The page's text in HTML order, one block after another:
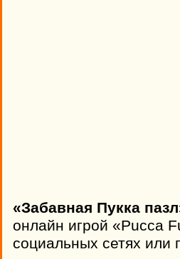
«Забавная Пукка
онлайн игрой «Pucca
социальных сетях или